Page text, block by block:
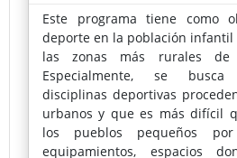
Este programa tiene como
deporte en la población infantil
las zonas más rurales de
Especialmente, se
disciplinas deportivas
urbanos y que es más difícil
los pueblos pequeños
equipamientos, espacios